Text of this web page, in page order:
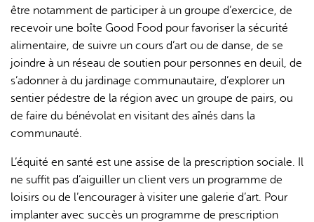
être notamment de participer à un groupe d’exercice, de
recevoir une boîte Good Food pour favoriser la sécurité
alimentaire, de suivre un cours d’art ou de danse, de se
joindre à un réseau de soutien pour personnes en deuil, de
s’adonner à du jardinage communautaire, d’explorer un
sentier pédestre de la région avec un groupe de pairs, ou
de faire du bénévolat en visitant des aînés dans la
communauté.
L’équité en santé est une assise de la prescription sociale. Il
ne suffit pas d’aiguiller un client vers un programme de
loisirs ou de l’encourager à visiter une galerie d’art. Pour
implanter avec succès un programme de prescription